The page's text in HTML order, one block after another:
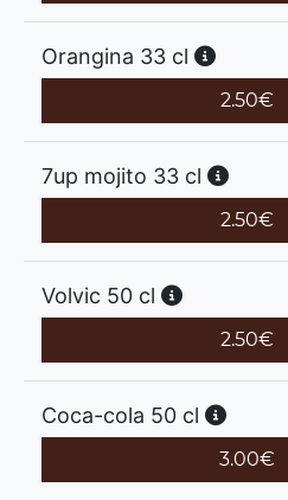
Orangina 33 cl
2.50€
7up mojito 33 cl
2.50€
Volvic 50 cl
2.50€
Coca-cola 50 cl
3.00€